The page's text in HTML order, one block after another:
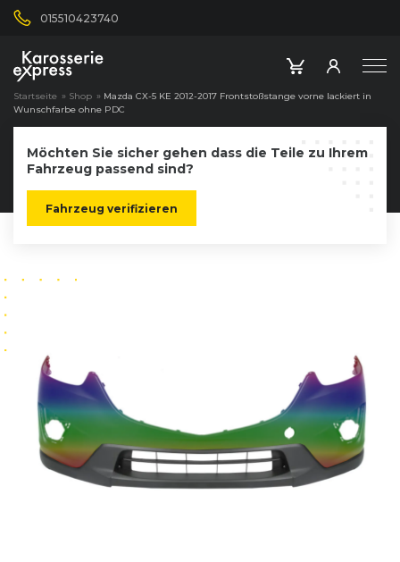
015510423740
Startseite » Shop » Mazda CX-5 KE 2012-2017 Frontstoßstange vorne lackiert in
Wunschfarbe ohne PDC
Möchten Sie sicher gehen dass die Teile zu Ihrem
Fahrzeug passend sind?
Fahrzeug verifizieren